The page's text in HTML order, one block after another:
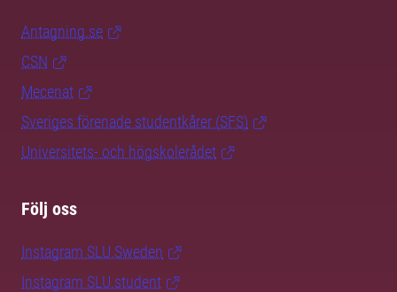
Antagning.se
CSN
Mecenat
Sveriges förenade studentkårer (SFS)
Universitets- och högskolerådet
Följ oss
Instagram SLU.Sweden
Instagram SLU.student